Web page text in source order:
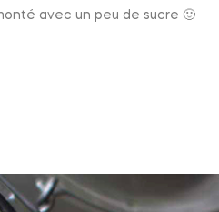
avec un peu de sucre 🙂